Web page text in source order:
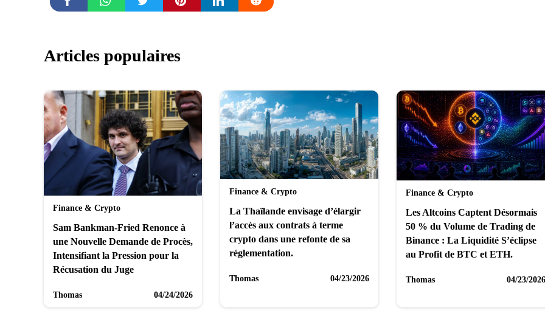
Articles populaires
Finance & Crypto
Sam Bankman-Fried Renonce à
une Nouvelle Demande de Procès,
Intensifiant la Pression pour la
Récusation du Juge
Thomas 04/24/2026
Finance & Crypto
La Thaïlande envisage d’élargir
l’accès aux contrats à terme
crypto dans une refonte de sa
réglementation.
Thomas 04/23/2026
Finance & Crypto
Les Altcoins Captent Désormais
50 % du Volume de Trading de
Binance : La Liquidité S’éclipse
au Profit de BTC et ETH.
Thomas 04/23/2026